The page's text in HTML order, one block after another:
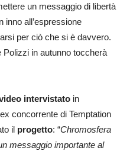
un messaggio di libertà
inno all’espressione
per ciò che si è davvero.
in autunno toccherà
intervistato in
concorrente di Temptation
il progetto: “Chromosfera
messaggio importante al